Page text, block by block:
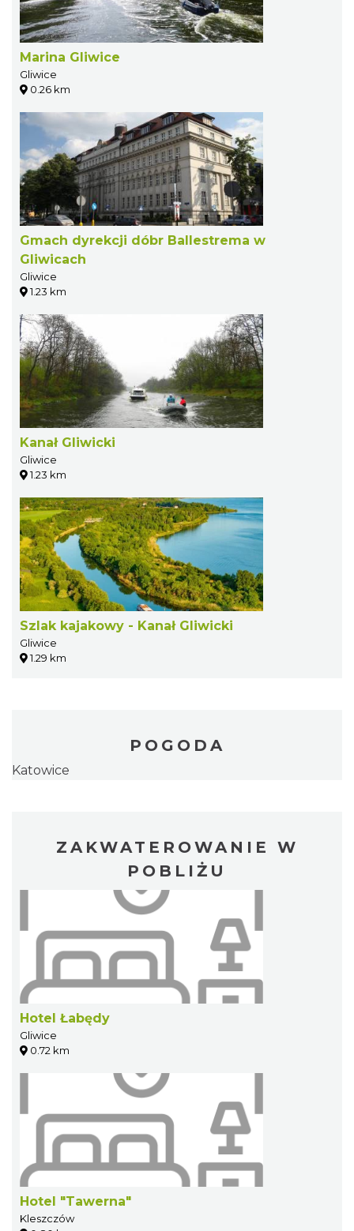
Marina Gliwice
Gliwice
0.26 km
Gmach dyrekcji dóbr Ballestrema w
Gliwicach
Gliwice
1.23 km
Kanał Gliwicki
Gliwice
1.23 km
Szlak kajakowy - Kanał Gliwicki
Gliwice
1.29 km
POGODA
Katowice
ZAKWATEROWANIE W
POBLIŻU
Hotel Łabędy
Gliwice
0.72 km
Hotel "Tawerna"
Kleszczów